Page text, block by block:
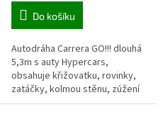
Do košíku
Autodráha Carrera GO!!! dlouhá
5,3m s auty Hypercars,
obsahuje křižovatku, rovinky,
zatáčky, kolmou stěnu, zúžení
dráhy, looping, díl s počítadlem